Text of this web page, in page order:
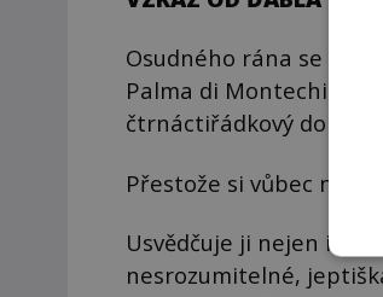
Osudného rána se
Palma di Montechiaro
čtrnáctiřádkový dopis
Přestože si vůbec na
Usvědčuje ji nejen
nesrozumitelné,